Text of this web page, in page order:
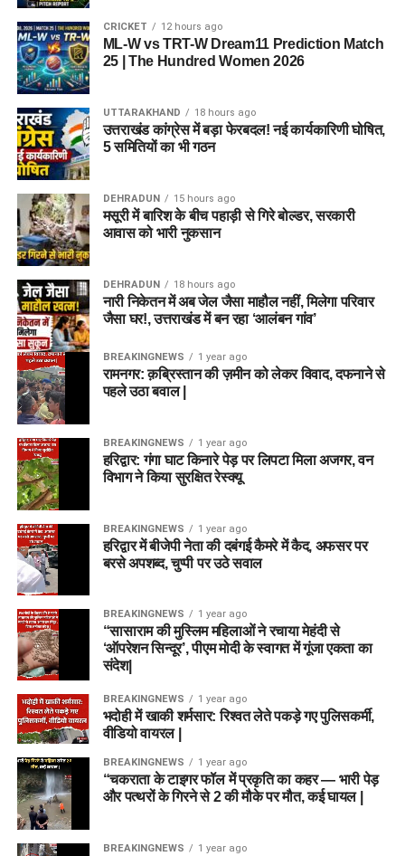
CRICKET 12 hours ago
ML-W vs TRT-W Dream11 Prediction Match
25 | The Hundred Women 2026
UTTARAKHAND 18 hours ago
उत्तराखंड कांग्रेस में बड़ा फेरबदल! नई कार्यकारिणी घोषित,
5 समितियों का भी गठन
DEHRADUN 15 hours ago
मसूरी में बारिश के बीच पहाड़ी से गिरे बोल्डर, सरकारी
आवास को भारी नुकसान
DEHRADUN 18 hours ago
नारी निकेतन में अब जेल जैसा माहौल नहीं, मिलेगा परिवार
जैसा घर!, उत्तराखंड में बन रहा ‘आलंबन गांव’
BREAKINGNEWS 1 year ago
रामनगर: क़ब्रिस्तान की ज़मीन को लेकर विवाद, दफनाने से
पहले उठा बवाल |
BREAKINGNEWS 1 year ago
हरिद्वार: गंगा घाट किनारे पेड़ पर लिपटा मिला अजगर, वन
विभाग ने किया सुरक्षित रेस्क्यू
BREAKINGNEWS 1 year ago
हरिद्वार में बीजेपी नेता की दबंगई कैमरे में कैद, अफसर पर
बरसे अपशब्द, चुप्पी पर उठे सवाल
BREAKINGNEWS 1 year ago
“सासाराम की मुस्लिम महिलाओं ने रचाया मेहंदी से
‘ऑपरेशन सिन्दूर’, पीएम मोदी के स्वागत में गूंजा एकता का
संदेश|
BREAKINGNEWS 1 year ago
भदोही में खाकी शर्मसार: रिश्वत लेते पकड़े गए पुलिसकर्मी,
वीडियो वायरल |
BREAKINGNEWS 1 year ago
“चकराता के टाइगर फॉल में प्रकृति का कहर — भारी पेड़
और पत्थरों के गिरने से 2 की मौके पर मौत, कई घायल |
BREAKINGNEWS 1 year ago